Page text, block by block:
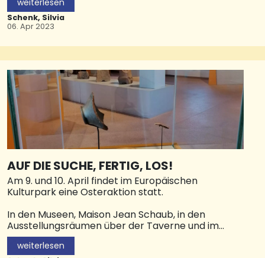
Winzer- und Vollkornbrötchen gebacken. Dazu
gibt es frisch zubereitete Aufstriche aus Linsen,
Kräutern, Avocados, Zucchini, Champignons und
40 Euro inklusive Lebensmitteln. Eine Anmeldung
ist zu allen Kursen und Vorträgen der KVHS
erforderlich. Weitere Informationen und
Anmeldung unter Tel. Tel. (06842) 9243-10, per E-
Mail unter kvhs@saarpfalz-kreis.de und unter
www.kvhs-saarpfalz.de.
Schenk, Silvia
06. Apr 2023
AUF DIE SUCHE, FERTIG, LOS!
Am 9. und 10. April findet im Europäischen
Kulturpark eine Osteraktion statt.
In den Museen, Maison Jean Schaub, in den
Ausstellungsräumen über der Taverne und im
Fürstinnengrab sind bunten Ostereier aus Holz
versteckt. Auch in den Museen auf der
weiterlesen